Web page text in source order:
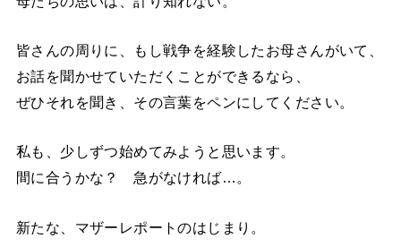
皆さんの周りに、もし戦争を経験したお母さんがいて、
お話を聞かせていただくことができるなら、
ぜひそれを聞き、その言葉をペンにしてください。
私も、少しずつ始めてみようと思います。
間に合うかな？ 急がなければ…。
新たな、マザーレポートのはじまり。